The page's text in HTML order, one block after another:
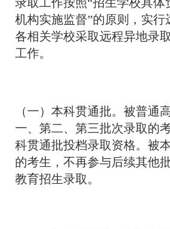
机构实施监督”的原则，实行
各相关学校采取远程异地录
工作。
（一）本科贯通批。被普通
一、第二、第三批次录取的
科贯通批投档录取资格。被
的考生，不再参与后续其他
教育招生录取。